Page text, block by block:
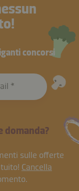
concorsi
domanda?
sulle offerte
Cancella